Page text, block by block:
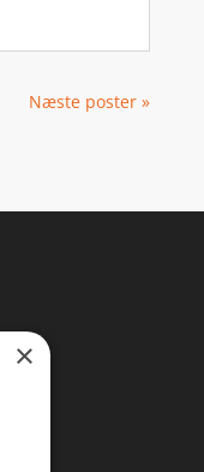
Næste poster »
×